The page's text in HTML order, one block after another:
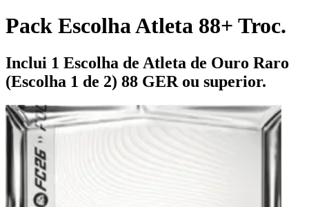
Pack Escolha Atleta 88+ Troc.
Inclui 1 Escolha de Atleta de Ouro Raro
(Escolha 1 de 2) 88 GER ou superior.